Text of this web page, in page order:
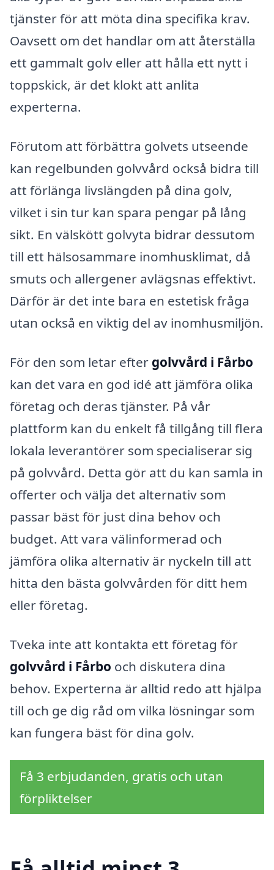
tjänster för att möta dina specifika krav.
Oavsett om det handlar om att återställa
ett gammalt golv eller att hålla ett nytt i
toppskick, är det klokt att anlita
experterna.
Förutom att förbättra golvets utseende
kan regelbunden golvvård också bidra till
att förlänga livslängden på dina golv,
vilket i sin tur kan spara pengar på lång
sikt. En välskött golvyta bidrar dessutom
till ett hälsosammare inomhusklimat, då
smuts och allergener avlägsnas effektivt.
Därför är det inte bara en estetisk fråga
utan också en viktig del av inomhusmiljön.
För den som letar efter golvvård i Fårbo
kan det vara en god idé att jämföra olika
företag och deras tjänster. På vår
plattform kan du enkelt få tillgång till flera
lokala leverantörer som specialiserar sig
på golvvård. Detta gör att du kan samla in
offerter och välja det alternativ som
passar bäst för just dina behov och
budget. Att vara välinformerad och
jämföra olika alternativ är nyckeln till att
hitta den bästa golvvården för ditt hem
eller företag.
Tveka inte att kontakta ett företag för
golvvård i Fårbo och diskutera dina
behov. Experterna är alltid redo att hjälpa
till och ge dig råd om vilka lösningar som
kan fungera bäst för dina golv.
Få 3 erbjudanden, gratis och utan
förpliktelser